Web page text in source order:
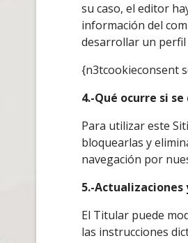
su caso, el editor
información del
desarrollar un perfil
{n3tcookieconsent
4.-Qué ocurre si
Para utilizar este
bloquearlas y
navegación por
5.-Actualizaciones
El Titular puede
las instrucciones